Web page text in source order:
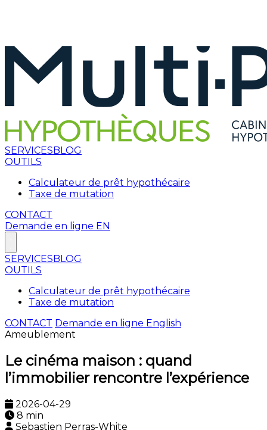
SERVICESBLOG
OUTILS
Calculateur de prêt hypothécaire
Taxe de mutation
CONTACT
Demande en ligne EN
SERVICESBLOG
OUTILS
Calculateur de prêt hypothécaire
Taxe de mutation
CONTACT Demande en ligne English
Ameublement
Le cinéma maison : quand
l’immobilier rencontre l’expérience
2026-04-29
8 min
Sebastien Perras-White